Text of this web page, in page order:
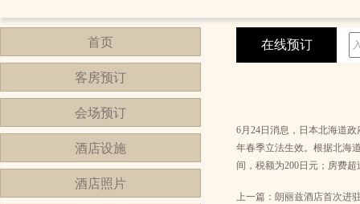
首页
客房预订
会场预订
酒店设施
酒店照片
在线预订
6月24日消息，日本北海道
年春季立法生效。根据北海
间，税额为200日元；房费
上一篇： 朗丽兹酒店首次进